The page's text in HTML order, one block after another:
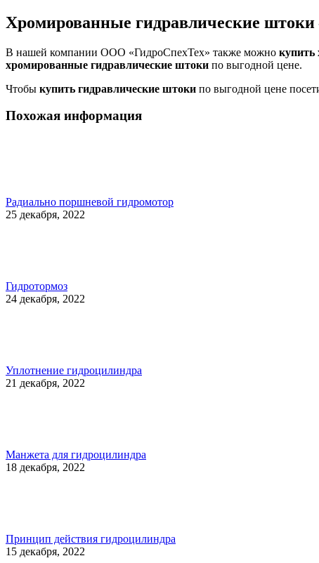
Хромированные гидравлические
В нашей компании ООО «ГидроСпехТех» также можно купить
хромированные гидравлические штоки по выгодной цене.
Чтобы купить гидравлические штоки по выгодной цене
Похожая информация
Радиально поршневой гидромотор
25 декабря, 2022
Гидротормоз
24 декабря, 2022
Уплотнение гидроцилиндра
21 декабря, 2022
Манжета для гидроцилиндра
18 декабря, 2022
Принцип действия гидроцилиндра
15 декабря, 2022